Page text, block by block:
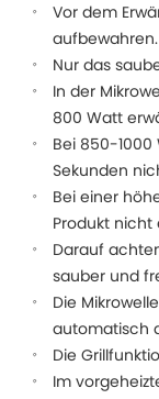
Vor dem
aufbewahren.
Nur das
In der
800 Watt
Bei 850-
Sekunden
Bei einer
Produkt
Darauf
sauber und
Die
automatisch
Die
Im